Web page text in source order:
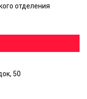
отделения
50